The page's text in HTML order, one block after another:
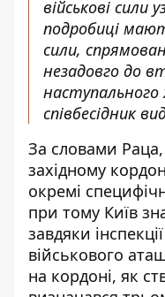
військові сили
подробиці
сили,
незадовго до
наступального
співбесідник
За словами
західному
окремі
при тому Київ
завдяки
військового
на кордоні, як